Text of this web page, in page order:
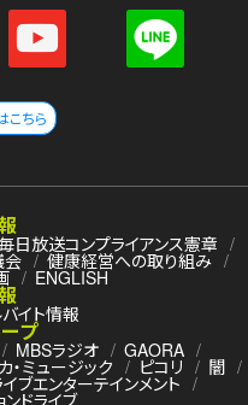
こちら
毎日放送コンプライアンス憲章
会 健康経営への取り組み
ENGLISH
イト情報
プ
MBSラジオ GAORA
・ミュージック ピコリ 闇
ブエンターテインメント